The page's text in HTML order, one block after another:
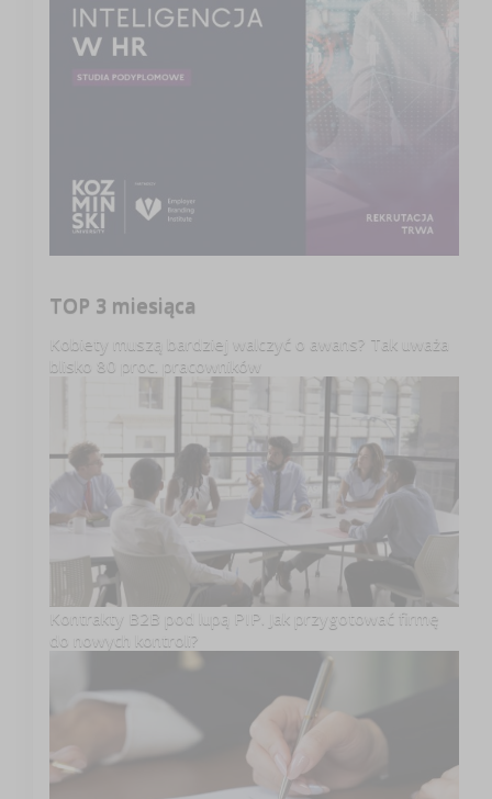
TOP 3 miesiąca
Kobiety muszą bardziej walczyć o awans? Tak uważa
blisko 80 proc. pracowników
Kontrakty B2B pod lupą PIP. Jak przygotować firmę
do nowych kontroli?